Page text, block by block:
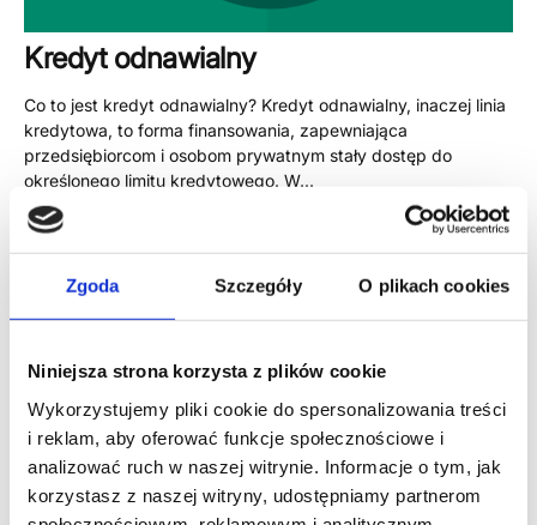
Zgoda Szczegóły O plikach cookies
Niniejsza strona korzysta z plików cookie
Wykorzystujemy pliki cookie do spersonalizowania treści
i reklam, aby oferować funkcje społecznościowe i
analizować ruch w naszej witrynie. Informacje o tym, jak
korzystasz z naszej witryny, udostępniamy partnerom
Kredyt odnawialny
Co to jest kredyt odnawialny? Kredyt odnawialny, inaczej linia
kredytowa, to forma finansowania, zapewniająca
przedsiębiorcom i osobom prywatnym stały dostęp do
określonego limitu kredytowego. W...
8 października, 2024
n
fo
r
m
a
K
o
n
o
n
s
u
Zadzwoń do nas
+48 790 790 119
Infolinia czynna od 8:00-16:00, 5 dni w tygodniu.
Opłata za połączenie według taryfy operatora.